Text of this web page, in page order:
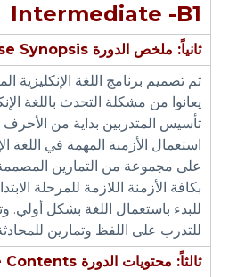
Intermediate -B1
ثانياً: ملخص الدورة Synopsis:
تم تصميم برنامج اللغة الإنكليزية
يعانوا من مشكلة التحدث باللغة
تأسيس المتدربين بداية من الأحرف
استعمال الأزمنة المهمة في اللغة
على مجموعة من التمارين المصممة
بكافة الأزمنة اللازمة للمرحلة
للبدء باستعمال اللغة بشكل أولي.
للتدرب على اللفظ وتمارين
ثالثاً: محتويات الدورة Contents